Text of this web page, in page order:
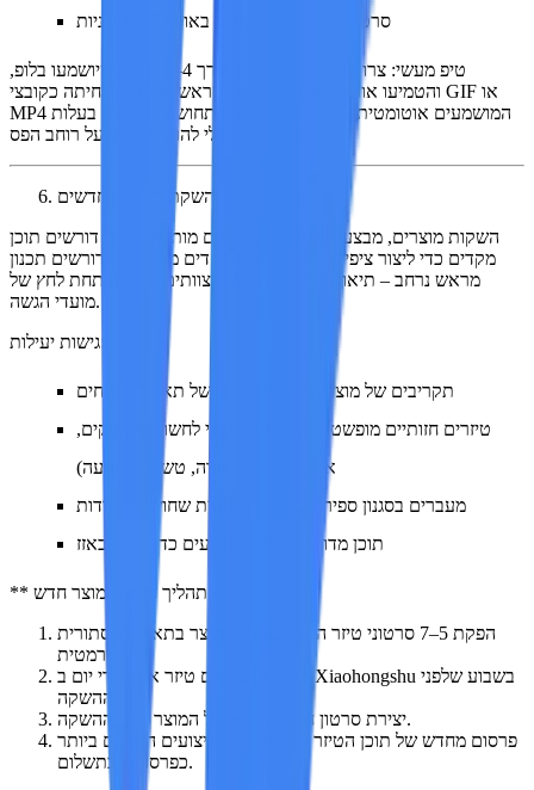
סרטוני הדרכה על המוצר באורך 5–10 שניות
טיפ מעשי:
צרו סרטונים קצרים באורך 4–5 שניות שיושמעו בלופ,
והטמיעו אותם באזור הוויזואלי הראשי של דף הנחיתה כקובצי GIF או
MP4 המושמעים אוטומטית ללא קול. כך תיצרו תחושה יוקרתית בעלות
טיזרים לאירועים והשקת מוצרים חדשים
השקות מוצרים, מבצעים גדולים וקמפיינים מותגיים כולם דורשים תוכן
מקדים כדי ליצור ציפייה. סרטוני תוכן מקדים מסורתיים דורשים תכנון
מראש נרחב – תיאום צילומים, תיאום צוותים ועריכה תחת לחץ של
מועדי הגשה.
תקריבים של מוצרים עם אפקטים של תאורה מותחים
טיזרים חזותיים מופשטים שמרמזים מבלי לחשוף (חלקיקים,
אפקטים של תאורה, טשטוש תנועה)
מעברים בסגנון ספירה לאחור קולנועית שחושפים סודות
תוכן מדומה מאחורי הקלעים כדי ליצור באזז
הפקת 5–7 סרטוני טיזר המציגים את המוצר בתאורה מסתורית
פרסום טיזר אחד מדי יום ב-Douyin/Xiaohongshu בשבוע שלפני
יצירת סרטון חשיפה מלא של המוצר ביום ההשקה.
פרסום מחדש של תוכן הטיזר שהשיג את הביצועים הטובים ביותר
כפרסומת בתשלום.